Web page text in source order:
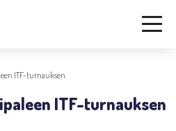
ITF-turnauksen
ITF-turnauksen